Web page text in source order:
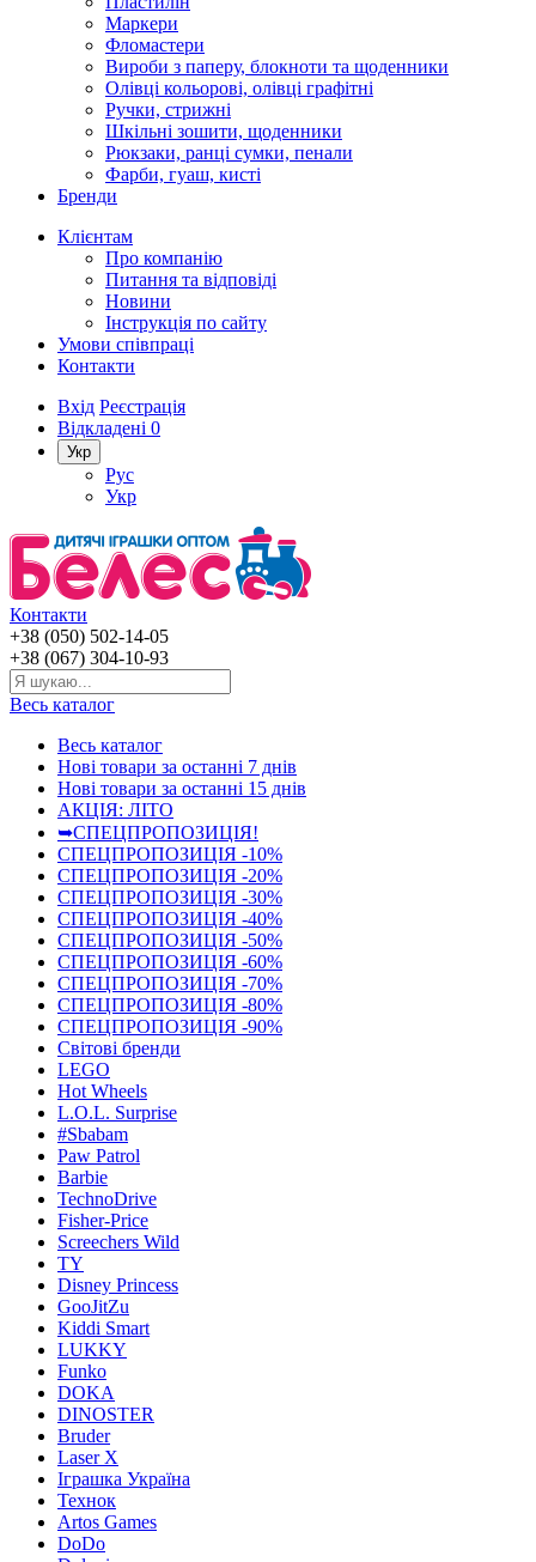
Маркери
Фломастери
Вироби з паперу, блокноти та щоденники
Олівці кольорові, олівці графітні
Ручки, стрижні
Шкільні зошити, щоденники
Рюкзаки, ранці сумки, пенали
Фарби, гуаш, кисті
Бренди
Клієнтам
Про компанію
Питання та відповіді
Новини
Інструкція по сайту
Умови співпраці
Контакти
Вхід Реєстрація
Відкладені 0
Укр
Рус
Укр
Контакти
+38 (050) 502-14-05
+38 (067) 304-10-93
Весь каталог
Весь каталог
Нові товари за останнi 7 днiв
Нові товари за останнi 15 днiв
АКЦІЯ: ЛІТО
➥СПЕЦПРОПОЗИЦІЯ!
СПЕЦПРОПОЗИЦІЯ -10%
СПЕЦПРОПОЗИЦІЯ -20%
СПЕЦПРОПОЗИЦІЯ -30%
СПЕЦПРОПОЗИЦІЯ -40%
СПЕЦПРОПОЗИЦІЯ -50%
СПЕЦПРОПОЗИЦІЯ -60%
СПЕЦПРОПОЗИЦІЯ -70%
СПЕЦПРОПОЗИЦІЯ -80%
СПЕЦПРОПОЗИЦІЯ -90%
Світові бренди
LEGO
Hot Wheels
L.O.L. Surprise
#Sbabam
Paw Patrol
Barbie
TechnoDrive
Fisher-Price
Screechers Wild
TY
Disney Princess
GooJitZu
Kiddi Smart
LUKKY
Funko
DOKA
DINOSTER
Bruder
Laser X
Іграшка Україна
Технок
Artos Games
DoDo